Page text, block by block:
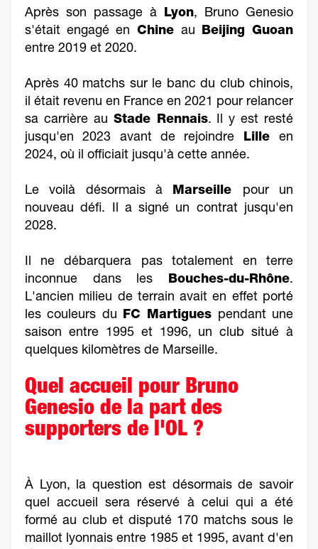
Après son passage à Lyon, Bruno Genesio
s'était engagé en Chine au Beijing Guoan
entre 2019 et 2020.
Après 40 matchs sur le banc du club chinois,
il était revenu en France en 2021 pour relancer
sa carrière au Stade Rennais. Il y est resté
jusqu'en 2023 avant de rejoindre Lilleen
2024, où il officiait jusqu'à cette année.
Le voilà désormais à Marseille pour un
nouveau défi. Il a signé un contrat jusqu'en
2028.
Il ne débarquera pas totalement en terre
inconnue dans les Bouches-du-Rhône.
L'ancien milieu de terrain avait en effet porté
les couleurs du FC Martigues pendant une
saison entre 1995 et 1996, un club situé à
quelques kilomètres de Marseille.
Quel accueil pour Bruno
Genesio de la part des
supporters de l'OL ?
À Lyon, la question est désormais de savoir
quel accueil sera réservé à celui qui a été
formé au club et disputé 170 matchs sous le
maillot lyonnais entre 1985 et 1995, avant d'en